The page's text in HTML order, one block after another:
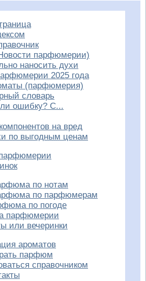
парфюмерии)
наносить духи
2025 года
(парфюмерия)
словарь
ошибку? С...
на вред
по выгодным ценам
по нотам
по парфюмерам
по погоде
парфюмерии
или вечеринки
ароматов
парфюм
справочником